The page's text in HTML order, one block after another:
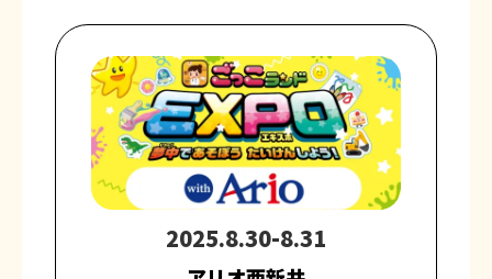
2025.8.30-8.31